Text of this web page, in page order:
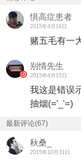
惧高症患者
2015年4月16日
赌五毛有一
别情先生
2015年4月15日
我这是错误
抽烟(='_'=)
最新评论(67)
秋桑_
2015年10月31日